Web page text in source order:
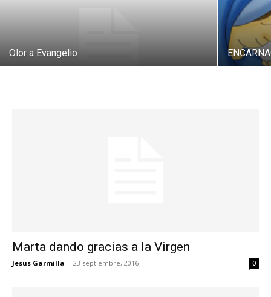
Olor a Evangelio
Marta dando gracias a la Virgen
Jesus Garmilla - 23 septiembre, 2016 0